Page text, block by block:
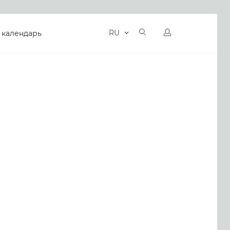
RU